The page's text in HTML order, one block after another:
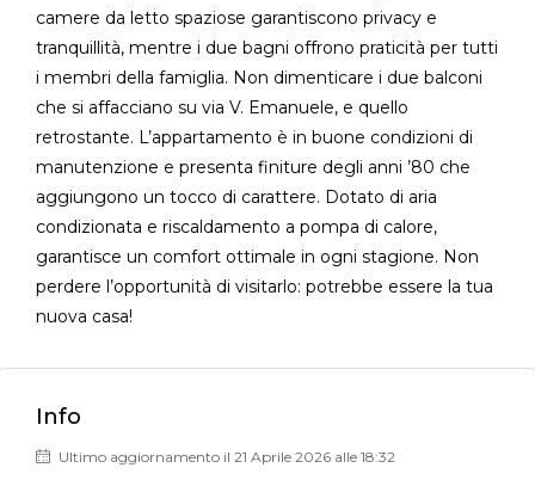
camere da letto spaziose garantiscono privacy e
tranquillità, mentre i due bagni offrono praticità per tutti
i membri della famiglia. Non dimenticare i due balconi
che si affacciano su via V. Emanuele, e quello
retrostante. L’appartamento è in buone condizioni di
manutenzione e presenta finiture degli anni ’80 che
aggiungono un tocco di carattere. Dotato di aria
condizionata e riscaldamento a pompa di calore,
garantisce un comfort ottimale in ogni stagione. Non
perdere l’opportunità di visitarlo: potrebbe essere la tua
nuova casa!
Info
Ultimo aggiornamento il 21 Aprile 2026 alle 18:32